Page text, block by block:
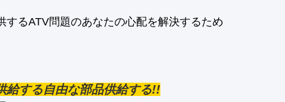
するATV問題のあなたの心配を解決するため
給する自由な部品供給する!!